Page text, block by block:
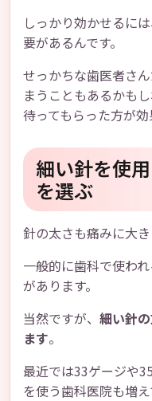
しっかり効かせるに
要があるんです。
せっかちな歯医者さ
まうこともあるかも
待ってもらった方が効
細い針を使
を選ぶ
針の太さも痛みに大き
一般的に歯科で使わ
があります。
当然ですが、 細い針
ます。
最近では33ゲージや
を使う歯科医院も増